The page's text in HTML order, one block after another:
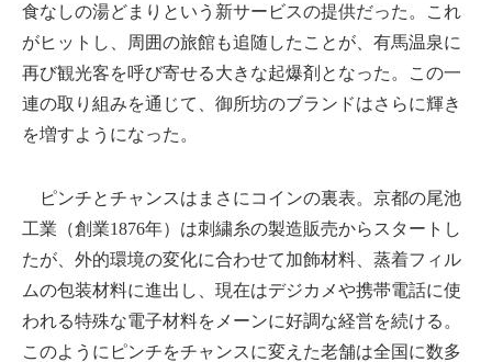
食なしの湯どまりという新サービスの提供だった。これ
がヒットし、周囲の旅館も追随したことが、有馬温泉に
再び観光客を呼び寄せる大きな起爆剤となった。この一
連の取り組みを通じて、御所坊のブランドはさらに輝き
を増すようになった。
ピンチとチャンスはまさにコインの裏表。京都の尾池
工業（創業1876年）は刺繍糸の製造販売からスタートし
たが、外的環境の変化に合わせて加飾材料、蒸着フィル
ムの包装材料に進出し、現在はデジカメや携帯電話に使
われる特殊な電子材料をメーンに好調な経営を続ける。
このようにピンチをチャンスに変えた老舗は全国に数多